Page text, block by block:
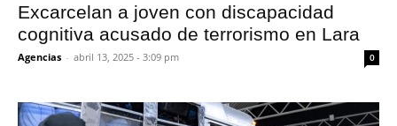
Excarcelan a joven con discapacidad
cognitiva acusado de terrorismo en Lara
Agencias - abril 13, 2025 - 3:09 pm 0